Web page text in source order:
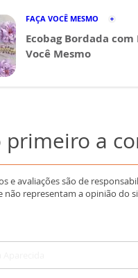
FAÇA VOCÊ MESMO
Ecobag Bordada com
Você Mesmo
primeiro a
e avaliações são de
não representam a opinião do